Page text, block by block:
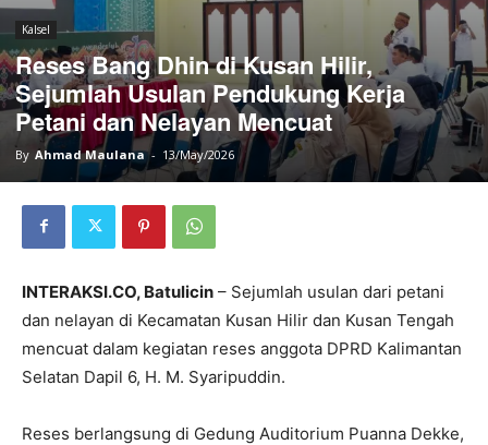
Kalsel
Reses Bang Dhin di Kusan Hilir,
Sejumlah Usulan Pendukung Kerja
Petani dan Nelayan Mencuat
By Ahmad Maulana - 13/May/2026
INTERAKSI.CO, Batulicin – Sejumlah usulan dari petani
dan nelayan di Kecamatan Kusan Hilir dan Kusan Tengah
mencuat dalam kegiatan reses anggota DPRD Kalimantan
Selatan Dapil 6, H. M. Syaripuddin.
Reses berlangsung di Gedung Auditorium Puanna Dekke,